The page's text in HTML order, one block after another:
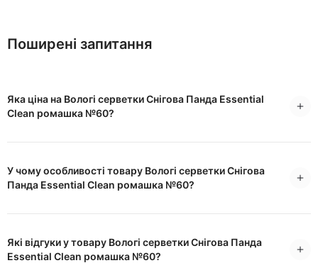
Поширені запитання
Яка ціна на Вологі серветки Снігова Панда Essential
Clean ромашка №60?
У чому особливості товару Вологі серветки Снігова
Панда Essential Clean ромашка №60?
Які відгуки у товару Вологі серветки Снігова Панда
Essential Clean ромашка №60?